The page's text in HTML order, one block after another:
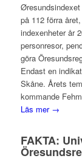
på 112 förra
indexenheter år
personresor,
göra
Endast en
Skåne. Årets
kommande
Läs mer →
FAKTA: